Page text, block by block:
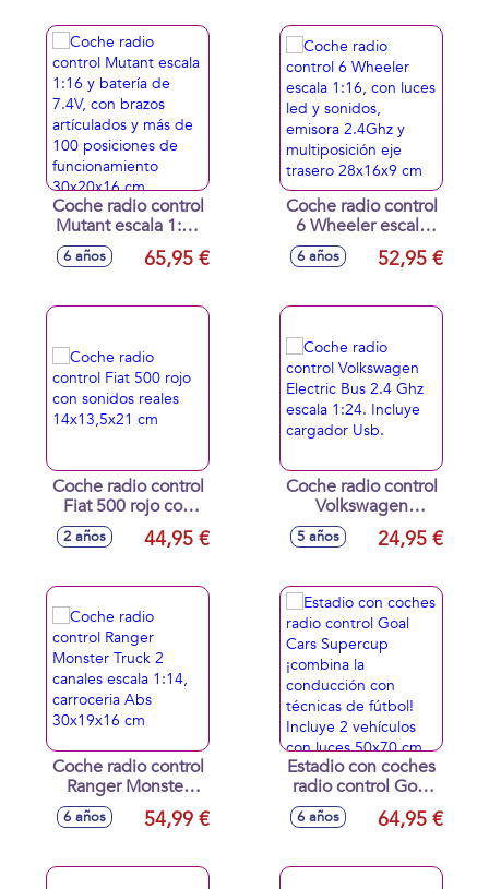
curva escala 1:24
17 Cm
Coche radio control
Mutant escala 1:16
y batería de 7.4V,
con brazos
de 100 posiciones
6 años 65,95 €
Coche radio control
6 Wheeler escala
1:16, con luces led
y sonidos, emisora
multiposición eje
6 años 52,95 €
Coche radio control
Fiat 500 rojo con
sonidos reales
14x13,5x21 cm
2 años 44,95 €
Coche radio control
Volkswagen
Electric Bus 2.4 Ghz
escala 1:24. Incluye
5 años 24,95 €
Coche radio control
Ranger Monster
Truck 2 canales
escala 1:14,
30x19x16 cm
6 años 54,99 €
Estadio con coches
radio control Goal
Cars Supercup
¡combina la
técnicas de fútbol!
6 años 64,95 €